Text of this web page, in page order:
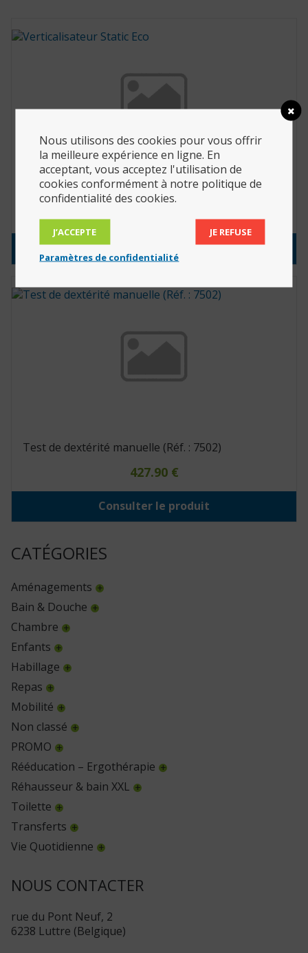
CATÉGORIES
Aménagements
Bain & Douche
Chambre
Enfants
Habillage
Repas
Mobilité
Non classé
PROMO
Rééducation – Ergothérapie
Réhausseur & bain XXL
Toilette
Transferts
Vie Quotidienne
NOUS CONTACTER
rue du Pont Neuf, 2
6238 Luttre (Belgique)
Verticalisateur Static Eco
Consulter le produit
Test de dextérité manuelle (Réf. : 7502)
427.90 €
Consulter le produit
Nous utilisons des cookies pour vous offrir
la meilleure expérience en ligne. En
acceptant, vous acceptez l'utilisation de
cookies conformément à notre politique de
confidentialité des cookies.
J’ACCEPTE JE REFUSE
Paramètres de confidentialité